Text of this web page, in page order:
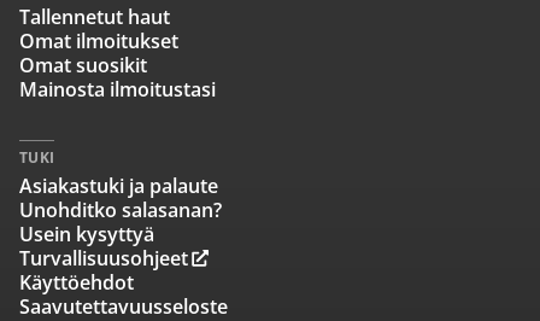
Tallennetut haut
Omat ilmoitukset
Omat suosikit
Mainosta ilmoitustasi
TUKI
Asiakastuki ja palaute
Unohditko salasanan?
Usein kysyttyä
Turvallisuusohjeet
Käyttöehdot
Saavutettavuusseloste